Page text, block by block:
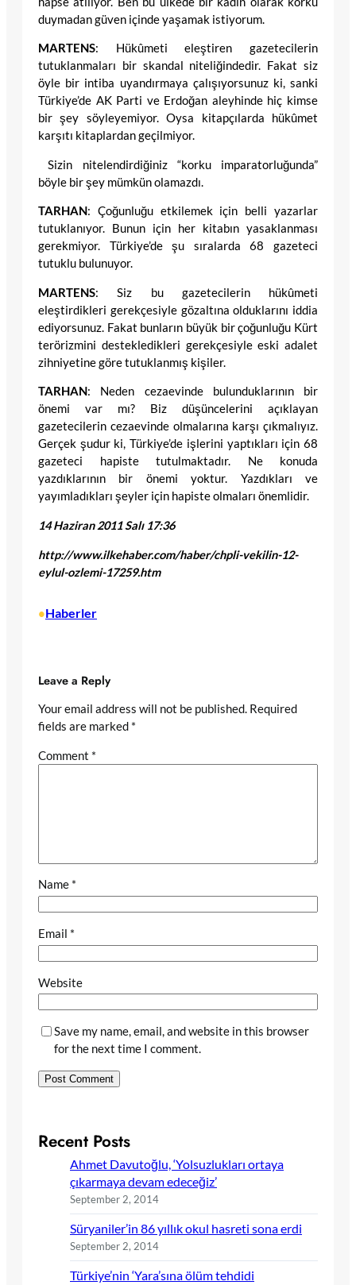
duymadan güven içinde yaşamak istiyorum.
MARTENS: Hükûmeti eleştiren gazetecilerin
tutuklanmaları bir skandal niteliğindedir. Fakat siz
öyle bir intiba uyandırmaya çalışıyorsunuz ki, sanki
Türkiye’de AK Parti ve Erdoğan aleyhinde hiç kimse
bir şey söyleyemiyor. Oysa kitapçılarda hükûmet
karşıtı kitaplardan geçilmiyor.
Sizin nitelendirdiğiniz “korku imparatorluğunda”
böyle bir şey mümkün olamazdı.
TARHAN: Çoğunluğu etkilemek için belli yazarlar
tutuklanıyor. Bunun için her kitabın yasaklanması
gerekmiyor. Türkiye’de şu sıralarda 68 gazeteci
tutuklu bulunuyor.
MARTENS: Siz bu gazetecilerin hükûmeti
eleştirdikleri gerekçesiyle gözaltına olduklarını iddia
ediyorsunuz. Fakat bunların büyük bir çoğunluğu Kürt
terörizmini destekledikleri gerekçesiyle eski adalet
zihniyetine göre tutuklanmış kişiler.
TARHAN: Neden cezaevinde bulunduklarının bir
önemi var mı? Biz düşüncelerini açıklayan
gazetecilerin cezaevinde olmalarına karşı çıkmalıyız.
Gerçek şudur ki, Türkiye’de işlerini yaptıkları için 68
gazeteci hapiste tutulmaktadır. Ne konuda
yazdıklarının bir önemi yoktur. Yazdıkları ve
yayımladıkları şeyler için hapiste olmaları önemlidir.
14 Haziran 2011 Salı 17:36
http://www.ilkehaber.com/haber/chpli-vekilin-12-
eylul-ozlemi-17259.htm
•Haberler
Leave a Reply
Your email address will not be published. Required
fields are marked *
Comment *
Name *
Email *
Website
Save my name, email, and website in this browser
for the next time I comment.
Recent Posts
Ahmet Davutoğlu, ‘Yolsuzlukları ortaya
çıkarmaya devam edeceğiz’
September 2, 2014
Süryaniler’in 86 yıllık okul hasreti sona erdi
September 2, 2014
Türkiye’nin ‘Yara’sına ölüm tehdidi